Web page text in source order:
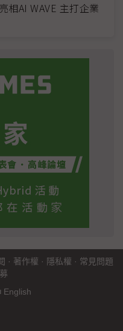
相AI WAVE 主打企業
· 著作權 · 隱私權 · 常見問題
English